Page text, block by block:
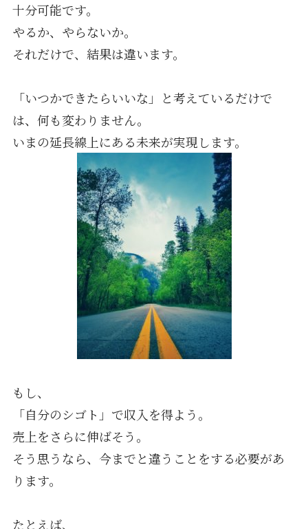
十分可能です。
やるか、やらないか。
それだけで、結果は違います。
「いつかできたらいいな」と考えているだけで
は、何も変わりません。
いまの延長線上にある未来が実現します。
もし、
「自分のシゴト」で収入を得よう。
売上をさらに伸ばそう。
そう思うなら、今までと違うことをする必要があ
ります。
たとえば、